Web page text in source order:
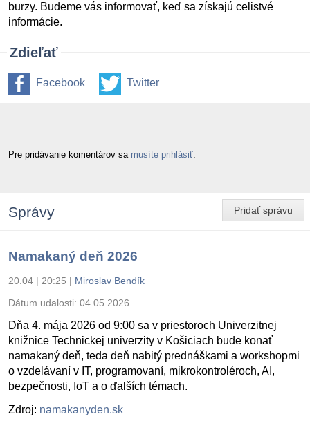
burzy. Budeme vás informovať, keď sa získajú celistvé
informácie.
Zdieľať
Facebook Twitter
Pre pridávanie komentárov sa musíte prihlásiť
Pridať správu
Správy
Namakaný deň 2026
20.04 | 20:25 | Miroslav Bendík
Dátum udalosti: 04.05.2026
Dňa 4. mája 2026 od 9:00 sa v priestoroch Univerzitnej
knižnice Technickej univerzity v Košiciach bude konať
namakaný deň, teda deň nabitý prednáškami a workshopmi
o vzdelávaní v IT, programovaní, mikrokontroléroch, AI,
bezpečnosti, IoT a o ďalších témach.
Zdroj: namakanyden.sk